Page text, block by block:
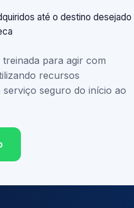
até o destino desejado
para agir com
recursos
seguro do início ao